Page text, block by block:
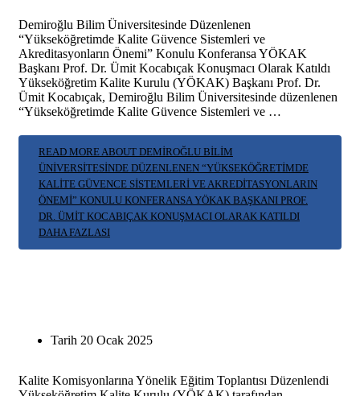
Demiroğlu Bilim Üniversitesinde Düzenlenen
“Yükseköğretimde Kalite Güvence Sistemleri ve
Akreditasyonların Önemi” Konulu Konferansa YÖKAK
Başkanı Prof. Dr. Ümit Kocabıçak Konuşmacı Olarak Katıldı
Yükseköğretim Kalite Kurulu (YÖKAK) Başkanı Prof. Dr.
Ümit Kocabıçak, Demiroğlu Bilim Üniversitesinde düzenlenen
“Yükseköğretimde Kalite Güvence Sistemleri ve …
READ MORE ABOUT DEMIROĞLU BILIM
ÜNIVERSITESINDE DÜZENLENEN “YÜKSEKÖĞRETIMDE
KALITE GÜVENCE SISTEMLERI VE AKREDITASYONLARIN
ÖNEMI” KONULU KONFERANSA YÖKAK BAŞKANI PROF.
DR. ÜMIT KOCABIÇAK KONUŞMACI OLARAK KATILDI
DAHA FAZLASI
Tarih 20 Ocak 2025
Kalite Komisyonlarına Yönelik Eğitim Toplantısı Düzenlendi